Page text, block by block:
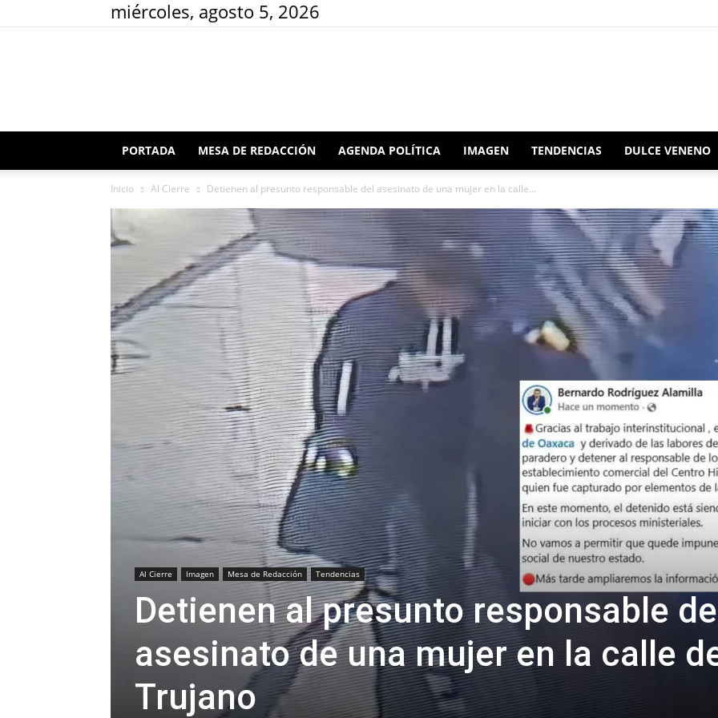
miércoles, agosto 5, 2026
Redacción
Oaxaca
PORTADA MESA DE REDACCIÓN AGENDA POLÍTICA IMAGEN TENDENCIAS DULCE VENENO
Inicio Al Cierre Detienen al presunto responsable del asesinato de una mujer en la calle...
Al Cierre Imagen Mesa de Redacción Tendencias
Detienen al presunto responsable
asesinato de una mujer en la calle
Trujano